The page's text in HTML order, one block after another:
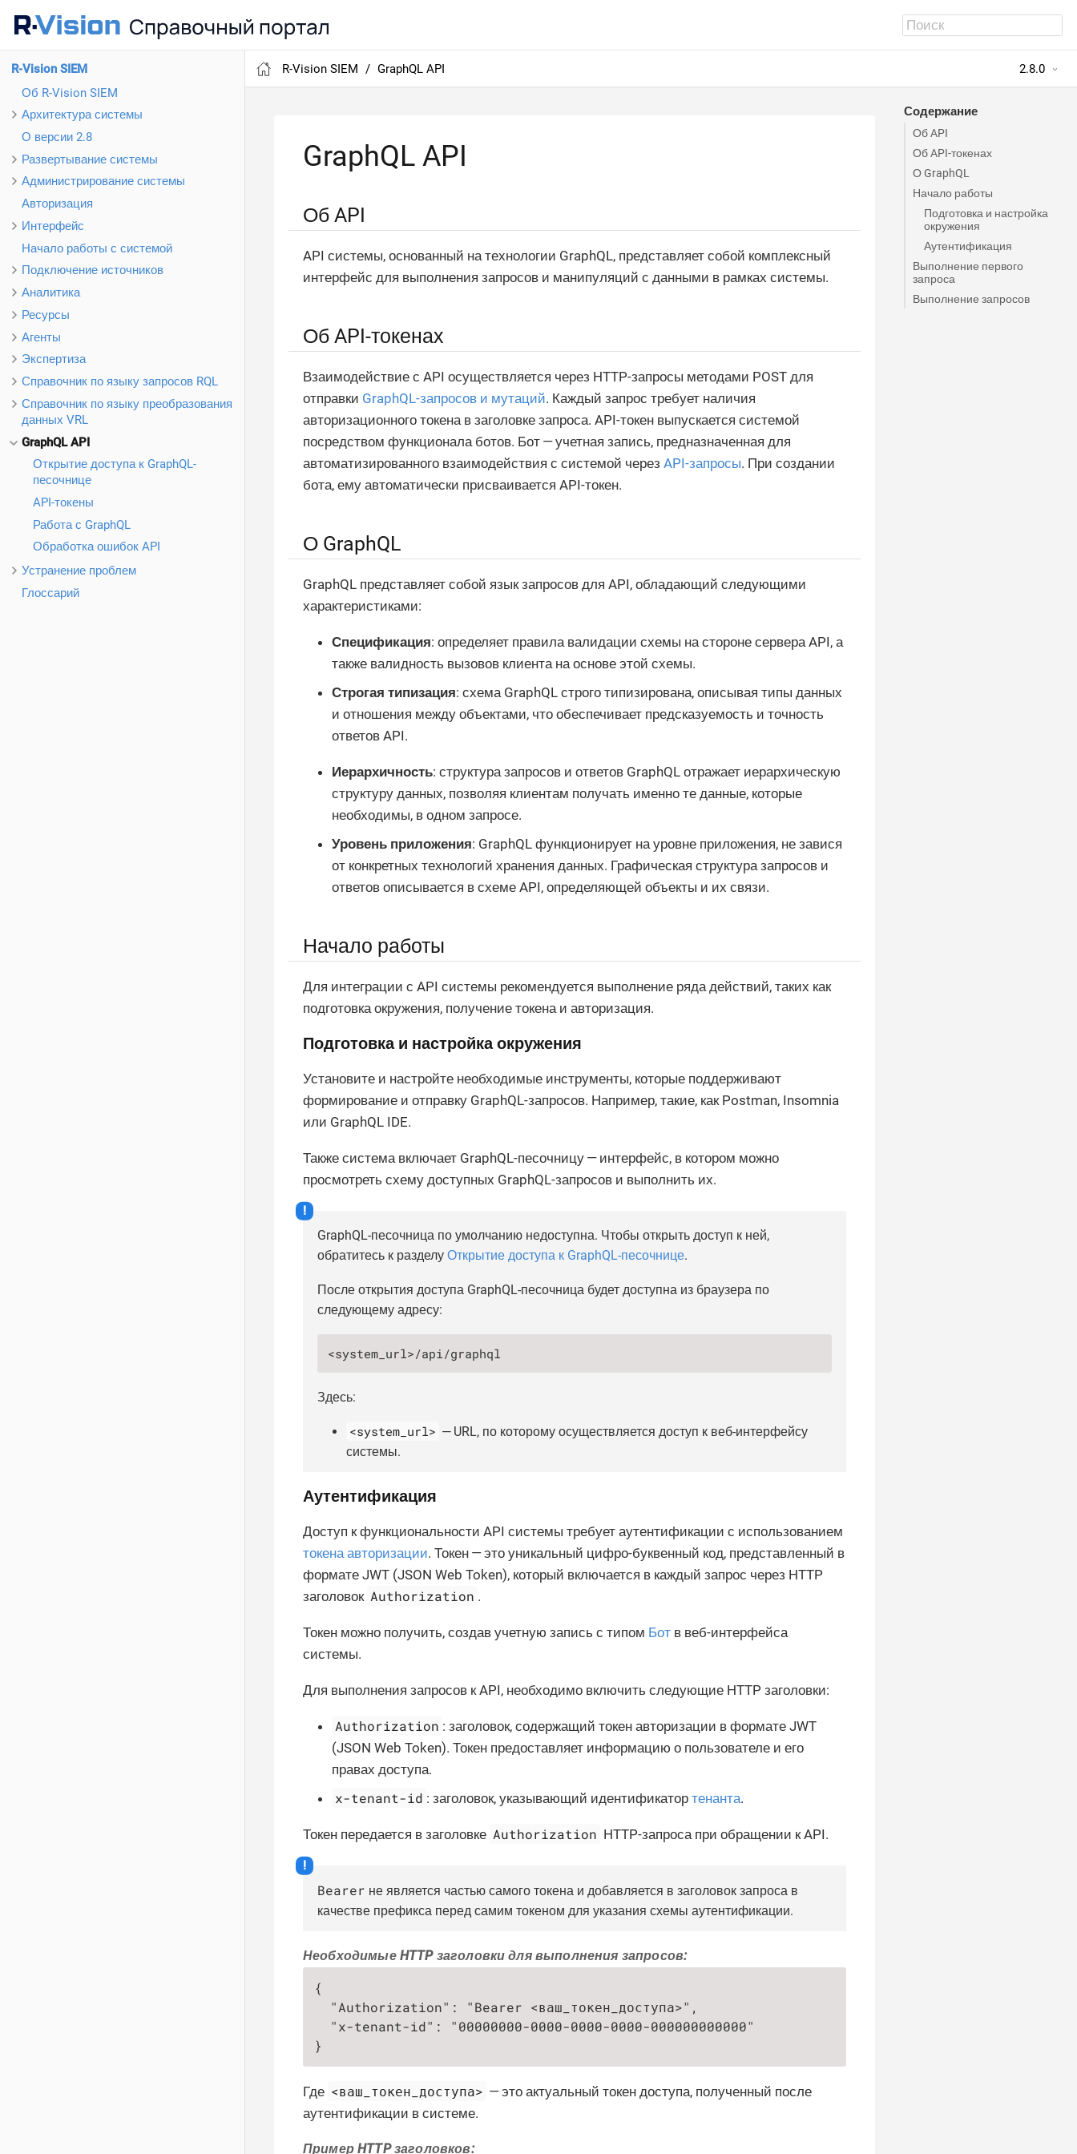
R-Vision SIEM
Об R-Vision SIEM
Архитектура системы
О версии 2.8
Развертывание системы
Администрирование системы
Авторизация
Интерфейс
Начало работы с системой
Подключение источников
Аналитика
Ресурсы
Агенты
Экспертиза
Справочник по языку запросов RQL
Справочник по языку преобразования
данных VRL
GraphQL API
Открытие доступа к GraphQL-
песочнице
API-токены
Работа с GraphQL
Обработка ошибок API
Устранение проблем
Глоссарий
R-Vision SIEM GraphQL API 2.8.0
Содержание
Об API
Об API-токенах
О GraphQL
Начало работы
Подготовка и настройка
окружения
Аутентификация
Выполнение первого
запроса
Выполнение запросов
GraphQL API
Об API
API системы, основанный на технологии GraphQL, представляет собой комплексный
интерфейс для выполнения запросов и манипуляций с данными в рамках системы.
Об API-токенах
Взаимодействие с API осуществляется через HTTP-запросы методами POST для
отправки GraphQL-запросов и мутаций. Каждый запрос требует наличия
авторизационного токена в заголовке запроса. API-токен выпускается системой
посредством функционала ботов. Бот — учетная запись, предназначенная для
автоматизированного взаимодействия с системой через API-запросы. При создании
бота, ему автоматически присваивается API-токен.
О GraphQL
GraphQL представляет собой язык запросов для API, обладающий следующими
характеристиками:
Спецификация: определяет правила валидации схемы на стороне сервера API, а
также валидность вызовов клиента на основе этой схемы.
Строгая типизация: схема GraphQL строго типизирована, описывая типы данных
и отношения между объектами, что обеспечивает предсказуемость и точность
ответов API.
Иерархичность: структура запросов и ответов GraphQL отражает иерархическую
структуру данных, позволяя клиентам получать именно те данные, которые
необходимы, в одном запросе.
Уровень приложения: GraphQL функционирует на уровне приложения, не завися
от конкретных технологий хранения данных. Графическая структура запросов и
ответов описывается в схеме API, определяющей объекты и их связи.
Начало работы
Для интеграции с API системы рекомендуется выполнение ряда действий, таких как
подготовка окружения, получение токена и авторизация.
Подготовка и настройка окружения
Установите и настройте необходимые инструменты, которые поддерживают
формирование и отправку GraphQL-запросов. Например, такие, как Postman, Insomnia
или GraphQL IDE.
Также система включает GraphQL-песочницу — интерфейс, в котором можно
просмотреть схему доступных GraphQL-запросов и выполнить их.
GraphQL-песочница по умолчанию недоступна. Чтобы открыть доступ к ней,
обратитесь к разделу Открытие доступа к GraphQL-песочнице.
После открытия доступа GraphQL-песочница будет доступна из браузера по
следующему адресу:
<system_url>/api/graphql
Здесь:
<system_url> — URL, по которому осуществляется доступ к веб-интерфейсу
системы.
Аутентификация
Доступ к функциональности API системы требует аутентификации с использованием
токена авторизации. Токен — это уникальный цифро-буквенный код, представленный в
формате JWT (JSON Web Token), который включается в каждый запрос через HTTP
заголовок Authorization .
Токен можно получить, создав учетную запись с типом Бот в веб-интерфейса
системы.
Для выполнения запросов к API, необходимо включить следующие HTTP заголовки:
Authorization : заголовок, содержащий токен авторизации в формате JWT
(JSON Web Token). Токен предоставляет информацию о пользователе и его
правах доступа.
x-tenant-id : заголовок, указывающий идентификатортенанта.
Токен передается в заголовке Authorization HTTP-запроса при обращении к API.
Bearer не является частью самого токена и добавляется в заголовок запроса в
качестве префикса перед самим токеном для указания схемы аутентификации.
Необходимые HTTP заголовки для выполнения запросов:
{
  "Authorization": "Bearer <ваш_токен_доступа>",
  "x-tenant-id": "00000000-0000-0000-0000-000000000000"
}
Где <ваш_токен_доступа> — это актуальный токен доступа, полученный после
аутентификации в системе.
Пример HTTP заголовков: